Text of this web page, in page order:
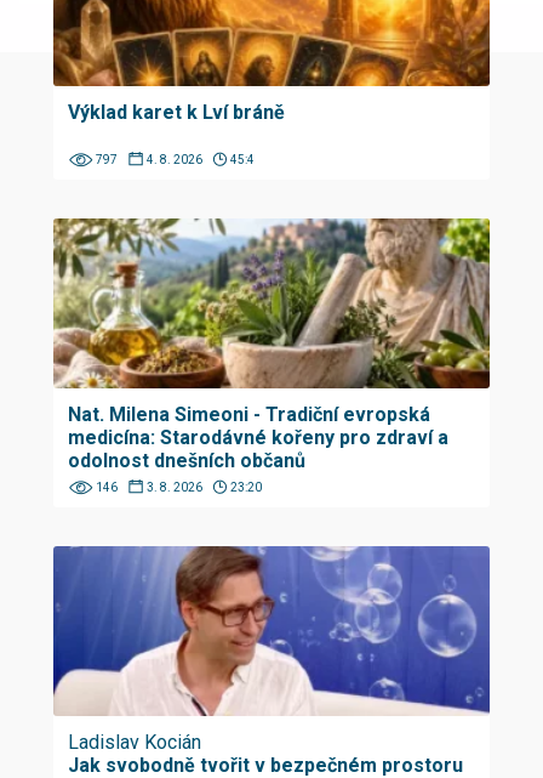
Výklad karet k Lví bráně
797 4. 8. 2026 45:4
Nat. Milena Simeoni - Tradiční evropská
medicína: Starodávné kořeny pro zdraví a
odolnost dnešních občanů
146 3. 8. 2026 23:20
Ladislav Kocián
Jak svobodně tvořit v bezpečném prostoru